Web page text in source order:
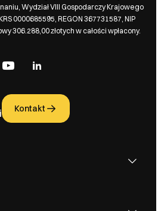
Wydział VIII Gospodarczy Krajowego
0000685595, REGON 367731587, NIP
306.288,00 złotych w całości wpłacony.
Kontakt